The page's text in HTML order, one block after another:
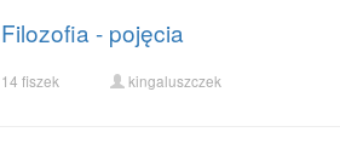
Filozofia - pojęcia
14 fiszek kingaluszczek